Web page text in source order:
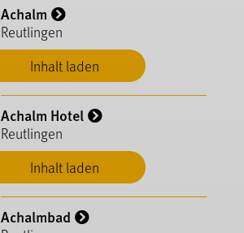
Inhalt laden
Achalm
Reutlingen
Inhalt laden
Achalm Hotel
Reutlingen
Achalmbad